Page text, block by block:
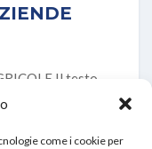
come i cookie per
Il testo
lavoro